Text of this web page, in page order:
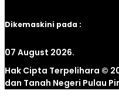
Dikemaskini pada :
07 August 2026.
Hak Cipta Terpelihara ©
dan Tanah Negeri Pulau